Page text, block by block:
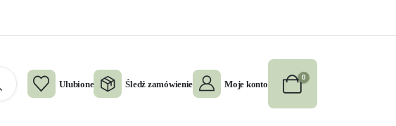
Ulubione Śledź zamówienie Moje konto
0